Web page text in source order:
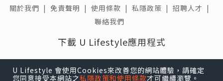
關於我們 | 免責聲明 | 使用條款 | 私隱政策 | 招聘人才 |
聯絡我們
下載 U Lifestyle應用程式
U Lifestyle 會使用Cookies來改善您的網站體驗，請確定
您同意接受本網站之私隱政策和使用條款才可繼續瀏覽。